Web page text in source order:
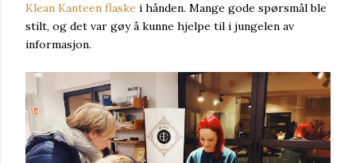
Klean Kanteen flaske i hånden. Mange gode spørsmål ble
stilt, og det var gøy å kunne hjelpe til i jungelen av
informasjon.